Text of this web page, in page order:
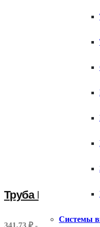
Системы
Труба НПВХ для